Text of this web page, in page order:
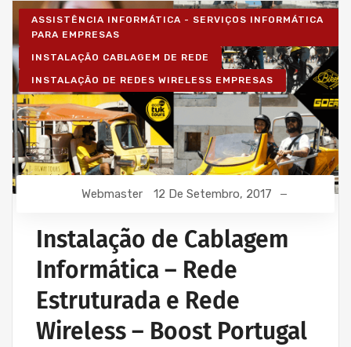
ASSISTÊNCIA INFORMÁTICA - SERVIÇOS INFORMÁTICA
PARA EMPRESAS
INSTALAÇÃO CABLAGEM DE REDE
INSTALAÇÃO DE REDES WIRELESS EMPRESAS
Webmaster 12 De Setembro, 2017
Instalação de Cablagem
Informática – Rede
Estruturada e Rede
Wireless – Boost Portugal